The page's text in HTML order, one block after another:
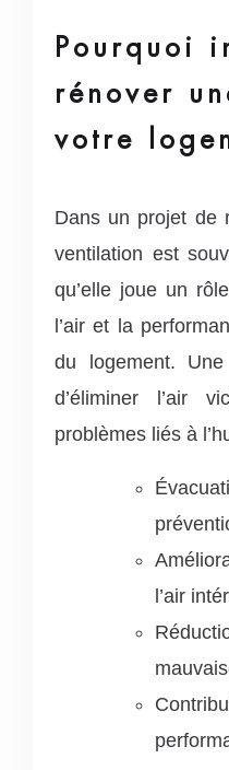
Pourquoi
rénover
votre
Dans un projet de
ventilation est
qu’elle joue un
l’air et la
du logement.
d’éliminer l’air
problèmes liés à
l’air